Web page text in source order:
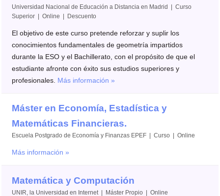
Universidad Nacional de Educación a Distancia en Madrid | Curso
Superior | Online |
Descuento
El objetivo de este curso pretende reforzar y suplir los
conocimientos fundamentales de geometría impartidos
durante la ESO y el Bachillerato, con el propósito de que el
estudiante afronte con éxito sus estudios superiores y
profesionales. Más información »
Máster en Economía, Estadística y
Matemáticas Financieras.
Escuela Postgrado de Economía y Finanzas EPEF | Curso | Online
Más información »
Matemática y Computación
UNIR, la Universidad en Internet | Máster Propio | Online